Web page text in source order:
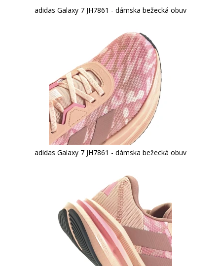
adidas Galaxy 7 JH7861 - dámska bežecká obuv
adidas Galaxy 7 JH7861 - dámska bežecká obuv